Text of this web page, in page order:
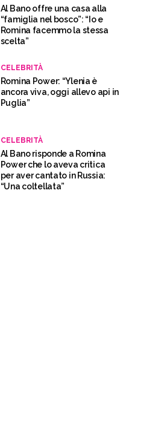
Al Bano offre una casa alla
“famiglia nel bosco”: “Io e
Romina facemmo la stessa
scelta”
CELEBRITÀ
Romina Power: “Ylenia è
ancora viva, oggi allevo api in
Puglia”
CELEBRITÀ
Al Bano risponde a Romina
Power che lo aveva critica
per aver cantato in Russia:
“Una coltellata”